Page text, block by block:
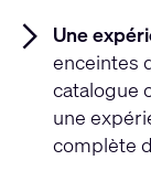
Une
enceintes
catalogue
une
complète